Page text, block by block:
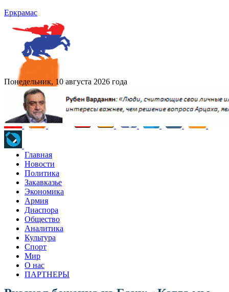
Еркрамас
Понедельник, 10 августа 2026 года
Главная
Новости
Политика
Закавказье
Экономика
Армия
Диаспора
Общество
Аналитика
Культура
Спорт
Мир
О нас
ПАРТНЕРЫ